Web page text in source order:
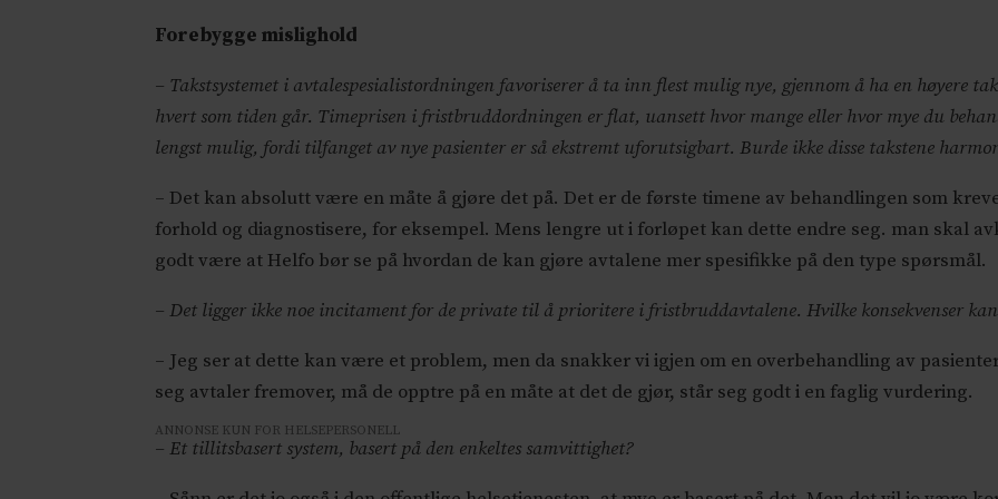
Forebygge mislighold
– Takstsystemet i avtalespesialistordningen favoriserer å ta inn flest mulig nye, gjennom å ha en høyere
hvert som tiden går. Timeprisen i fristbruddordningen er flat, uansett hvor mange eller hvor mye du
lengst mulig, fordi tilfanget av nye pasienter er så ekstremt uforutsigbart. Burde ikke disse takstene
– Det kan absolutt være en måte å gjøre det på. Det er de første timene av behandlingen som
forhold og diagnostisere, for eksempel. Mens lengre ut i forløpet kan dette endre seg. man skal
godt være at Helfo bør se på hvordan de kan gjøre avtalene mer spesifikke på den type spørsmål.
– Det ligger ikke noe incitament for de private til å prioritere i fristbruddavtalene. Hvilke konsekvenser
– Jeg ser at dette kan være et problem, men da snakker vi igjen om en overbehandling av
seg avtaler fremover, må de opptre på en måte at det de gjør, står seg godt i en faglig vurdering.
ANNONSE KUN FOR HELSEPERSONELL
– Et tillitsbasert system, basert på den enkeltes samvittighet?